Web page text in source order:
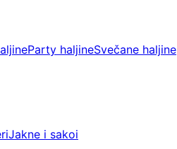
Party haljineSvečane haljine
Jakne i sakoi